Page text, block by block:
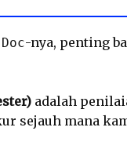
-nya, penting
adalah
sejauh mana